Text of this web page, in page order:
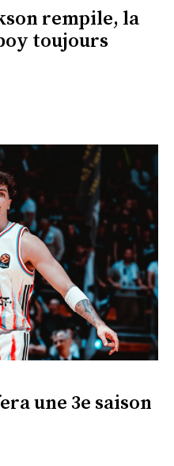
rempile, la
toujours
une 3e saison